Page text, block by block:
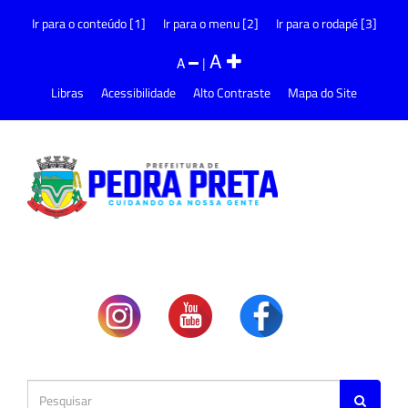
Ir para o conteúdo [1] Ir para o menu [2] Ir para o rodapé [3]
A |A
Libras Acessibilidade Alto Contraste Mapa do Site